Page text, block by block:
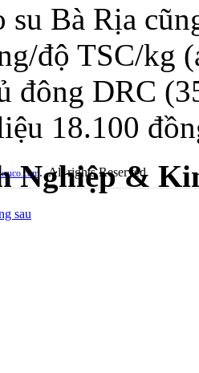
su Bà Rịa
độ TSC/kg
đông DRC
18.100
Nghiệp &
sau
. All rights Reserved